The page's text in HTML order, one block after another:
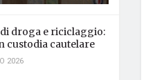
droga e riciclaggio:
custodia cautelare
2026